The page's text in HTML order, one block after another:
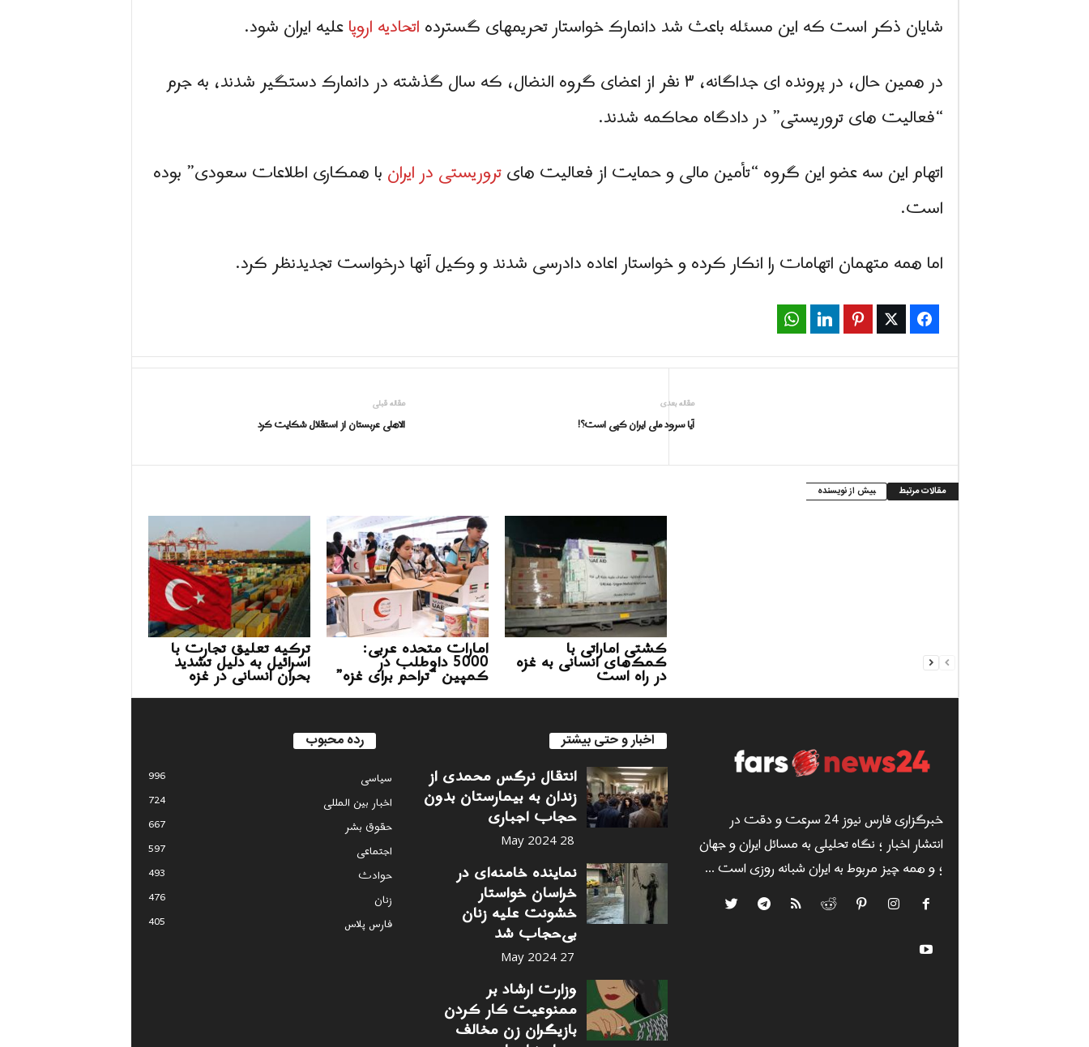
شایان ذکر است که این مسئله باعث شد دانمارک خواستار تحریمهای گستردهاتحادیه اروپاعلیه ایران شود.
در همین حال، در پرونده ای جداگانه، ۳ نفر از اعضای گروه النضال، که سال گذشته در دانمارک دستگیر شدند، به جرم
“فعالیت های تروریستی” در دادگاه محاکمه شدند.
اتهام این سه عضو این گروه “تأمین مالی و حمایت از فعالیت هایتروریستی در ایرانبا همکاری اطلاعات سعودی” بوده
است.
اما همه متهمان اتهامات را انكار كرده و خواستار اعاده دادرسی شدند و وكیل آنها درخواست تجدیدنظر كرد.
Facebook
Twitter
Pinterest
LinkedIn
مقاله قبلی
الاهلی عربستان از استقلال شکایت کرد
مقاله بعدی
آیا سرود ملی ایران کپی است؟!
مقالات مرتبط بیش از نویسنده
ترکیه تعلیق تجارت با
اسرائیل به دلیل تشدید
بحران انسانی در غزه
امارات متحده عربی:
5000 داوطلب در
کمپین “تراحم برای غزه”
کشتی اماراتی با
کمک‌های انسانی به غزه
در راه است
خبرگزاری فارس نیوز 24 سرعت و دقت در
انتشار اخبار ؛ نگاه تحلیلی به مسائل ایران و جهان
؛ و همه چیز مربوط به ایران شبانه روزی است ...
اخبار و حتی بیشتر
انتقال نرگس محمدی از
زندان به بیمارستان بدون
حجاب اجباری
28 May 2024
نماینده خامنه‌ای در
خراسان خواستار
خشونت علیه زنان
بی‌حجاب شد
27 May 2024
وزارت ارشاد بر
ممنوعیت کار کردن
بازیگران زن مخالف
رده محبوب
سياسى
996
اخبار بین المللی
724
حقوق بشر
667
اجتماعی
597
حوادث
493
زنان
476
فارس پلاس
405